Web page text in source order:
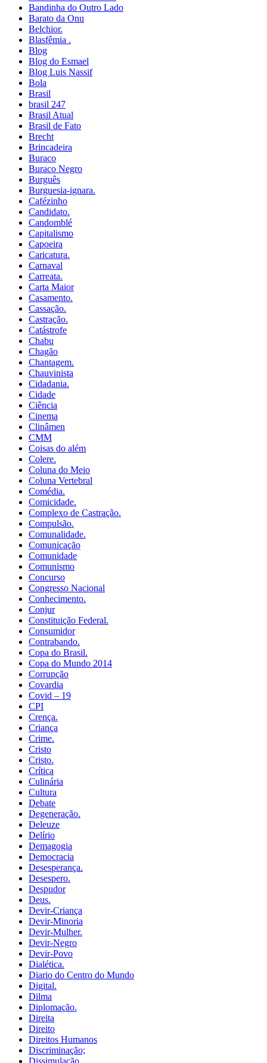
Bandinha do Outro Lado
Barato da Onu
Belchior.
Blasfêmia .
Blog
Blog do Esmael
Blog Luis Nassif
Bola
Brasil
brasil 247
Brasil Atual
Brasil de Fato
Brecht
Brincadeira
Buraco
Buraco Negro
Burguês
Burguesia-ignara.
Cafézinho
Candidato.
Candomblé
Capitalismo
Capoeira
Caricatura.
Carnaval
Carreata.
Carta Maior
Casamento.
Cassação.
Castração.
Catástrofe
Chabu
Chagão
Chantagem.
Chauvinista
Cidadania.
Cidade
Ciência
Cinema
Clinâmen
CMM
Coisas do além
Colere.
Coluna do Meio
Coluna Vertebral
Comédia.
Comicidade.
Complexo de Castração.
Compulsão.
Comunalidade.
Comunicação
Comunidade
Comunismo
Concurso
Congresso Nacional
Conhecimento.
Conjur
Constituição Federal.
Consumidor
Contrabando.
Copa do Brasil.
Copa do Mundo 2014
Corrupção
Covardia
Covid – 19
CPI
Crença.
Criança
Crime.
Cristo
Cristo.
Crítica
Culinária
Cultura
Debate
Degeneração.
Deleuze
Delírio
Demagogia
Democracia
Desesperança.
Desespero.
Despudor
Deus.
Devir-Criança
Devir-Minoria
Devir-Mulher.
Devir-Negro
Devir-Povo
Dialética.
Diario do Centro do Mundo
Digital.
Dilma
Diplomação.
Direita
Direito
Direitos Humanos
Discriminação;
Dissimulação.